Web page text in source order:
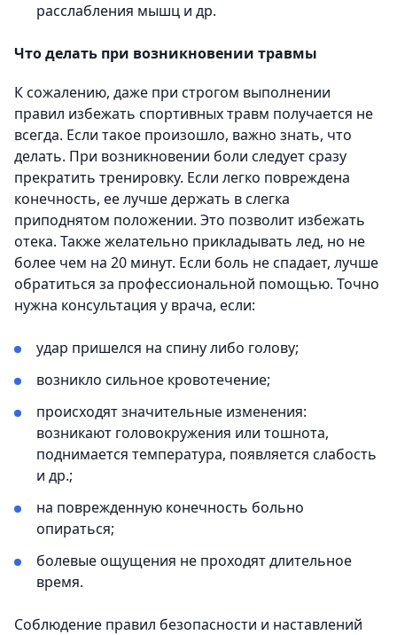
расслабления мышц и др.
Что делать при возникновении травмы
К сожалению, даже при строгом выполнении
правил избежать спортивных травм получается не
всегда. Если такое произошло, важно знать, что
делать. При возникновении боли следует сразу
прекратить тренировку. Если легко повреждена
конечность, ее лучше держать в слегка
приподнятом положении. Это позволит избежать
отека. Также желательно прикладывать лед, но не
более чем на 20 минут. Если боль не спадает, лучше
обратиться за профессиональной помощью. Точно
нужна консультация у врача, если:
удар пришелся на спину либо голову;
возникло сильное кровотечение;
происходят значительные изменения:
возникают головокружения или тошнота,
поднимается температура, появляется слабость
и др.;
на поврежденную конечность больно
опираться;
болевые ощущения не проходят длительное
время.
Соблюдение правил безопасности и наставлений